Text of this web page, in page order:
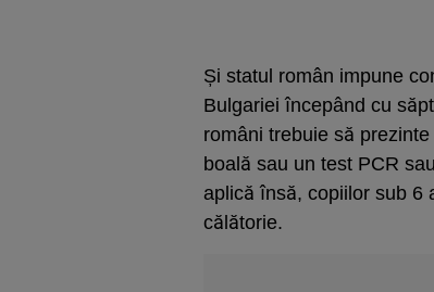
Și statul român impune
Bulgariei începând cu
români trebuie să
boală sau un test PCR
aplică însă, copiilor sub 6
călătorie.